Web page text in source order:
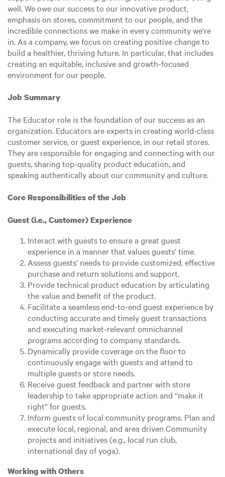
well. We owe our success to our innovative product,
emphasis on stores, commitment to our people, and the
incredible connections we make in every community we're
in. As a company, we focus on creating positive change to
build a healthier, thriving future. In particular, that includes
creating an equitable, inclusive and growth-focused
environment for our people.
Job Summary
The Educator role is the foundation of our success as an
organization. Educators are experts in creating world-class
customer service, or guest experience, in our retail stores.
They are responsible for engaging and connecting with our
guests, sharing top-quality product education, and
speaking authentically about our community and culture.
Core Responsibilities of the Job
Guest (i.e., Customer) Experience
Interact with guests to ensure a great guest
experience in a manner that values guests’ time.
Assess guests’ needs to provide customized, effective
purchase and return solutions and support.
Provide technical product education by articulating
the value and benefit of the product.
Facilitate a seamless end-to-end guest experience by
conducting accurate and timely guest transactions
and executing market-relevant omnichannel
programs according to company standards.
Dynamically provide coverage on the floor to
continuously engage with guests and attend to
multiple guests or store needs.
Receive guest feedback and partner with store
leadership to take appropriate action and “make it
right” for guests.
Inform guests of local community programs. Plan and
execute local, regional, and area driven Community
projects and initiatives (e.g., local run club,
international day of yoga).
Working with Others